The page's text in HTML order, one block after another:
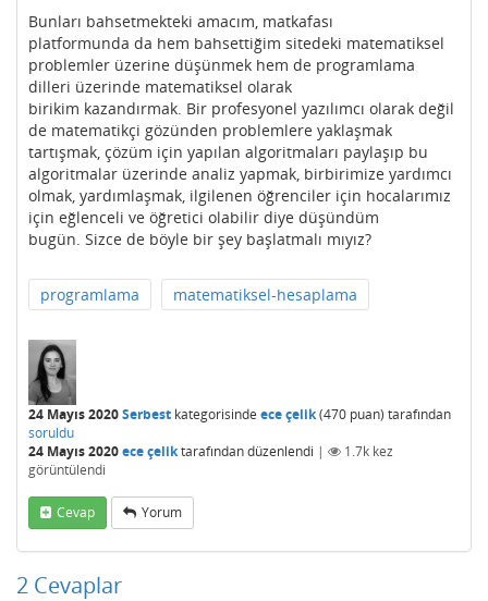
Bunları bahsetmekteki amacım, matkafası
platformunda da hem bahsettiğim sitedeki matematiksel
problemler üzerine düşünmek hem de programlama
dilleri üzerinde matematiksel olarak
birikim kazandırmak. Bir profesyonel yazılımcı olarak değil
de matematikçi gözünden problemlere yaklaşmak
tartışmak, çözüm için yapılan algoritmaları paylaşıp bu
algoritmalar üzerinde analiz yapmak, birbirimize yardımcı
olmak, yardımlaşmak, ilgilenen öğrenciler için hocalarımız
için eğlenceli ve öğretici olabilir diye düşündüm
bugün. Sizce de böyle bir şey başlatmalı mıyız?
programlama matematiksel-hesaplama
24 Mayıs 2020Serbest kategorisinde ece çelik(470 puan) tarafından
soruldu
24 Mayıs 2020ece çeliktarafındandüzenlendi | 1.7k kez
görüntülendi
Cevap Yorum
2 Cevaplar